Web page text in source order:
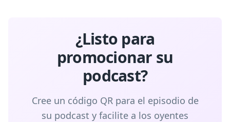
¿Listo para
promocionar su
podcast?
Cree un código QR para el episodio de
su podcast y facilite a los oyentes